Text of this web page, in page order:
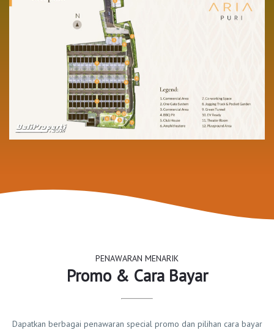
PENAWARAN MENARIK
Promo & Cara Bayar
Dapatkan berbagai penawaran special promo dan pilihan cara bayar